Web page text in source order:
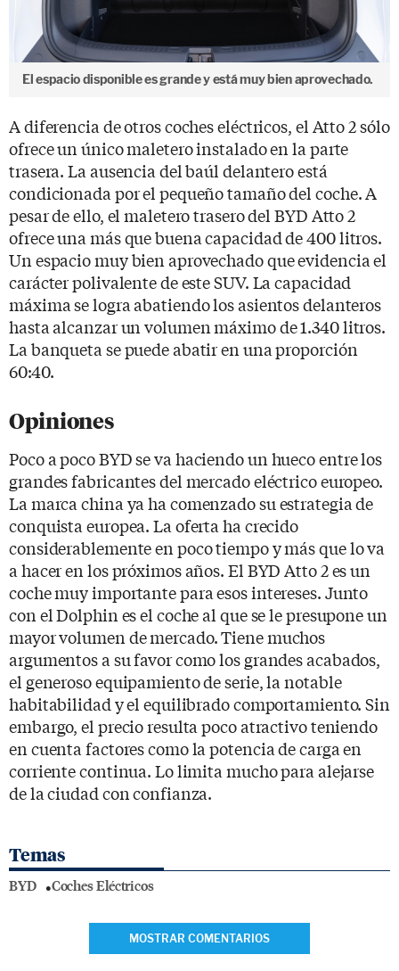
El espacio disponible es grande y está muy bien aprovechado.
A diferencia de otros coches eléctricos, el Atto 2 sólo
ofrece un único maletero instalado en la parte
trasera. La ausencia del baúl delantero está
condicionada por el pequeño tamaño del coche. A
pesar de ello, el maletero trasero del BYD Atto 2
ofrece una más que buena capacidad de 400 litros.
Un espacio muy bien aprovechado que evidencia el
carácter polivalente de este SUV. La capacidad
máxima se logra abatiendo los asientos delanteros
hasta alcanzar un volumen máximo de 1.340 litros.
La banqueta se puede abatir en una proporción
60:40.
Opiniones
Poco a poco BYD se va haciendo un hueco entre los
grandes fabricantes del mercado eléctrico europeo.
La marca china ya ha comenzado su estrategia de
conquista europea. La oferta ha crecido
considerablemente en poco tiempo y más que lo va
a hacer en los próximos años. El BYD Atto 2 es un
coche muy importante para esos intereses. Junto
con el Dolphin es el coche al que se le presupone un
mayor volumen de mercado. Tiene muchos
argumentos a su favor como los grandes acabados,
el generoso equipamiento de serie, la notable
habitabilidad y el equilibrado comportamiento. Sin
embargo, el precio resulta poco atractivo teniendo
en cuenta factores como la potencia de carga en
corriente continua. Lo limita mucho para alejarse
de la ciudad con confianza.
Temas
BYD Coches Eléctricos
MOSTRAR COMENTARIOS